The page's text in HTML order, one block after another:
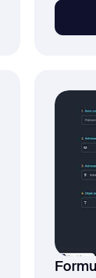
vous
de